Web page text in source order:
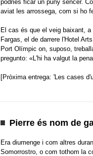
podries ficar un puny sencer.
aviat les arrossega, com si ho
El cas és que el veig baixant,
Fargas, el de darrere l'Hotel
Port Olímpic on, suposo,
pregunto: «L'hi ha valgut la
[Pròxima entrega: 'Les cases
Pierre és nom de
Era diumenge i com altres
Somorrostro, o com tothom la